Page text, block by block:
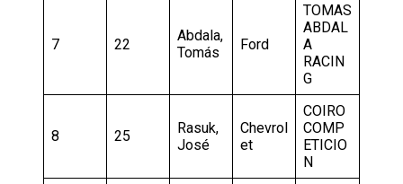
7 22
Abdala,
Tomás
Ford
TOMAS
ABDAL
A
RACIN
G
8 25
Rasuk,
José
Chevrol
et
COIRO
COMP
ETICIO
N